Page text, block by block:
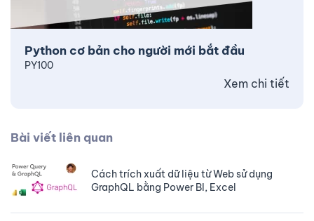
Python cơ bản cho người mới bắt đầu
PY100
Xem chi tiết
Bài viết liên quan
Cách trích xuất dữ liệu từ Web sử dụng
GraphQL bằng Power BI, Excel